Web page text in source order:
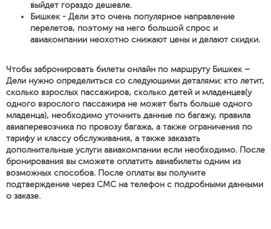
выйдет гораздо дешевле.
Бишкек - Дели это очень популярное направление
перелетов, поэтому на него большой спрос и
авиакомпании неохотно снижают цены и делают скидки.
Чтобы забронировать билеты онлайн по маршруту Бишкек –
Дели нужно определиться со следующими деталями: кто летит,
сколько взрослых пассажиров, сколько детей и младенцев(у
одного взрослого пассажира не может быть больше одного
младенца), необходимо уточнить данные по багажу, правила
авиаперевозчика по провозу багажа, а также ограничения по
тарифу и классу обслуживания, а также заказать
дополнительные услуги авиакомпании если необходимо. После
бронирования вы сможете оплатить авиабилеты одним из
возможных способов. После оплаты вы получите
подтверждение через СМС на телефон с подробными данными
о заказе.